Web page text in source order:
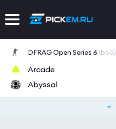
DFRAG Open Series 6 (bo3)
Arcade
Abyssal
(bo3)